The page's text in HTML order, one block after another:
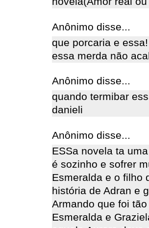
Anônimo disse...
que porcaria e essa!
essa merda não
Anônimo disse...
quando termibar
danieli
Anônimo disse...
ESSa novela ta
é sozinho e sofrer
Esmeralda e o filho
história de Adran e
Armando que foi
Esmeralda e